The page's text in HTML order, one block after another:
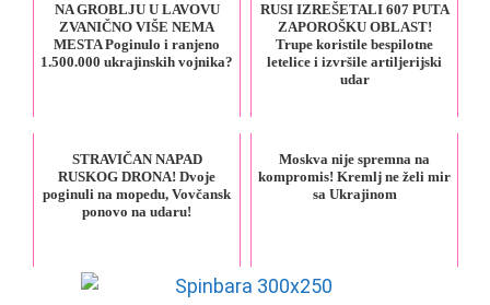
NA GROBLJU U LAVOVU
ZVANIČNO VIŠE NEMA
MESTA Poginulo i ranjeno
1.500.000 ukrajinskih vojnika?
RUSI IZREŠETALI 607 PUTA
ZAPOROŠKU OBLAST!
Trupe koristile bespilotne
letelice i izvršile artiljerijski
udar
STRAVIČAN NAPAD
RUSKOG DRONA! Dvoje
poginuli na mopedu, Vovčansk
ponovo na udaru!
Moskva nije spremna na
kompromis! Kremlj ne želi mir
sa Ukrajinom